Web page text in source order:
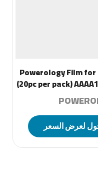
Powerology Film
(20pc per pack)
لعرض السعر